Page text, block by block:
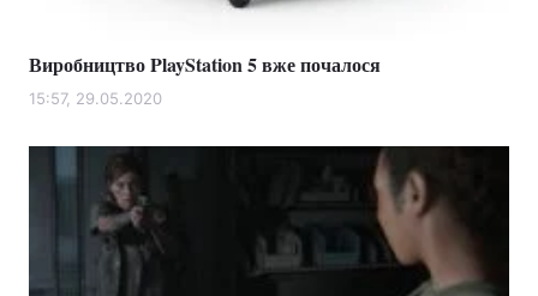
Виробництво PlayStation 5 вже почалося
15:57, 29.05.2020